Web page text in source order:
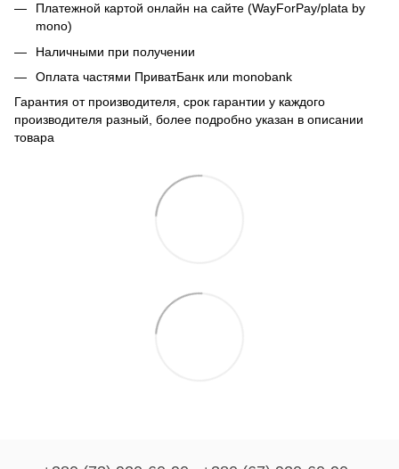
Платежной картой онлайн на сайте (WayForPay/plata by
mono)
Наличными при получении
Оплата частями ПриватБанк или monobank
Гарантия от производителя, срок гарантии у каждого
производителя разный, более подробно указан в описании
товара